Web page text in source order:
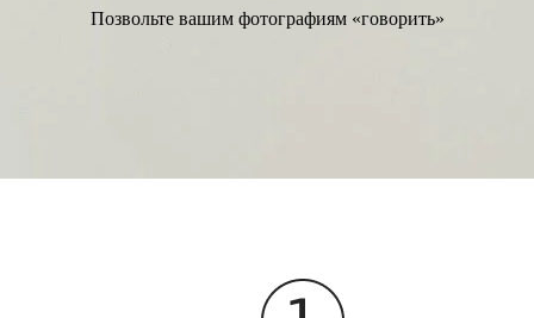
Позвольте вашим фотографиям «говорить»